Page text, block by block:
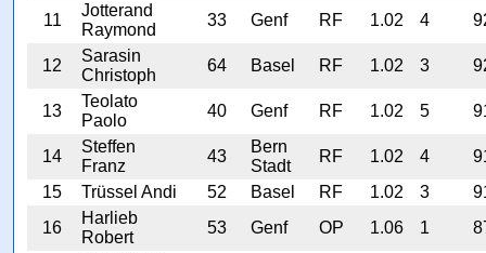
11
Jotterand
Raymond
33 Genf RF 1.02 4
12
Sarasin
Christoph
64 Basel RF 1.02 3
13
Teolato
Paolo
40 Genf RF 1.02 5
14
Steffen
Franz
43
Bern
Stadt
RF 1.02 4
15
Trüssel Andi 52 Basel RF 1.02 3
16
Harlieb
Robert
53 Genf OP 1.06 1